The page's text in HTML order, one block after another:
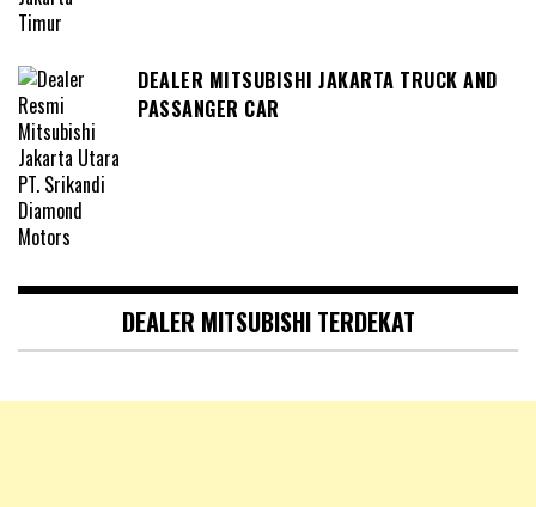
DEALER MITSUBISHI JAKARTA TRUCK AND
PASSANGER CAR
DEALER MITSUBISHI TERDEKAT